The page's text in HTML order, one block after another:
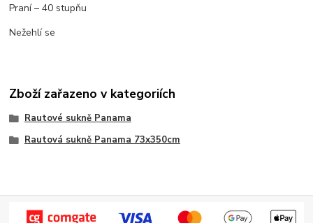
Praní – 40 stupňu
Nežehlí se
Zboží zařazeno v kategoriích
Rautové sukně Panama
Rautová sukně Panama 73x350cm